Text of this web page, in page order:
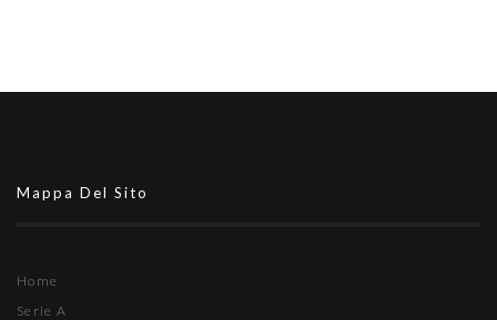
Mappa Del Sito
Home
Serie A